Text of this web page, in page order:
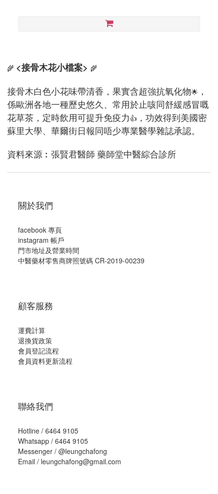
🌾 <接骨木花小檔案> 🌾
接骨木白色小花味帶清香，果實含超強抗氧化物🌟 ，
係歐洲各地一種歷史悠久、常用於止咳同舒緩感冒嘅
花草茶，定時飲用可提升免疫力👍 ，功效得到美國密
蘇里大學、華爾街日報同唔少專業醫學雜誌承認。
資料來源︰張賢君醫師 藥師堂中醫綜合診所
關於我們
facebook 專頁
instagram 帳戶
門市地址及營業時間
中醫藥材零售商牌照號碼 CR-2019-00239
顧客服務
運費計算
退換貨政策
會員登記流程
會員資料更新流程
聯絡我們
Hotline / 6464 9105
Whatsapp / 6464 9105
Messenger / @leungchafong
Email / leungchafong@gmail.com